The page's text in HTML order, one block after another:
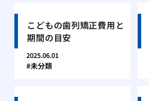
こどもの歯列矯正費用と
期間の目安
2025.06.01
未分類